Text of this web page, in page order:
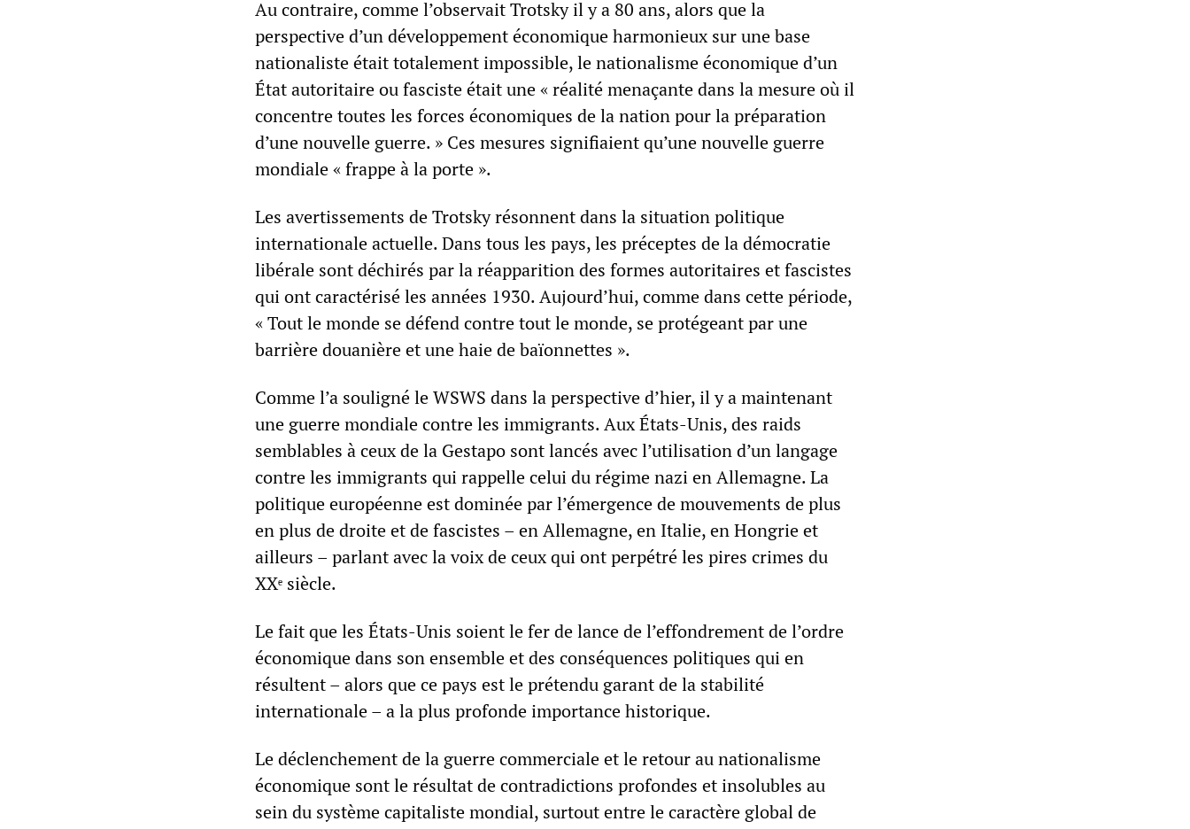
Au contraire, comme l’observait Trotsky il y a 80 ans, alors que la
perspective d’un développement économique harmonieux sur une base
nationaliste était totalement impossible, le nationalisme économique d’un
État autoritaire ou fasciste était une « réalité menaçante dans la mesure où il
concentre toutes les forces économiques de la nation pour la préparation
d’une nouvelle guerre. » Ces mesures signifiaient qu’une nouvelle guerre
mondiale « frappe à la porte ».
Les avertissements de Trotsky résonnent dans la situation politique
internationale actuelle. Dans tous les pays, les préceptes de la démocratie
libérale sont déchirés par la réapparition des formes autoritaires et fascistes
qui ont caractérisé les années 1930. Aujourd’hui, comme dans cette période,
« Tout le monde se défend contre tout le monde, se protégeant par une
barrière douanière et une haie de baïonnettes ».
Comme l’a souligné le WSWS dans la perspective d’hier, il y a maintenant
une guerre mondiale contre les immigrants. Aux États-Unis, des raids
semblables à ceux de la Gestapo sont lancés avec l’utilisation d’un langage
contre les immigrants qui rappelle celui du régime nazi en Allemagne. La
politique européenne est dominée par l’émergence de mouvements de plus
en plus de droite et de fascistes – en Allemagne, en Italie, en Hongrie et
ailleurs – parlant avec la voix de ceux qui ont perpétré les pires crimes du
XXᵉ siècle.
Le fait que les États-Unis soient le fer de lance de l’effondrement de l’ordre
économique dans son ensemble et des conséquences politiques qui en
résultent – alors que ce pays est le prétendu garant de la stabilité
internationale – a la plus profonde importance historique.
Le déclenchement de la guerre commerciale et le retour au nationalisme
économique sont le résultat de contradictions profondes et insolubles au
sein du système capitaliste mondial, surtout entre le caractère global de